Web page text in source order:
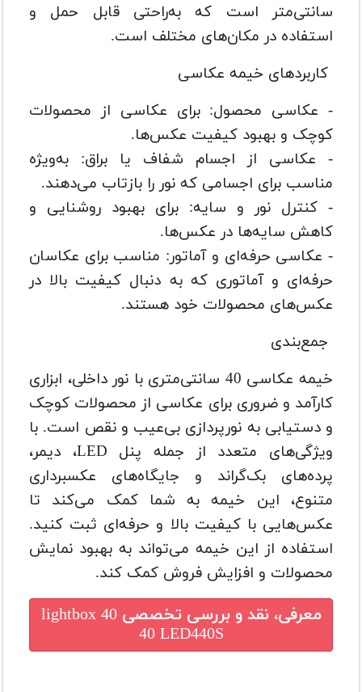
سانتی‌متر است که به‌راحتی قابل حمل و
استفاده در مکان‌های مختلف است.
کاربردهای خیمه عکاسی
- عکاسی محصول: برای عکاسی از محصولات
کوچک و بهبود کیفیت عکس‌ها.
- عکاسی از اجسام شفاف یا براق: به‌ویژه
مناسب برای اجسامی که نور را بازتاب می‌دهند.
- کنترل نور و سایه: برای بهبود روشنایی و
کاهش سایه‌ها در عکس‌ها.
- عکاسی حرفه‌ای و آماتور: مناسب برای عکاسان
حرفه‌ای و آماتوری که به دنبال کیفیت بالا در
عکس‌های محصولات خود هستند.
جمع‌بندی
خیمه عکاسی 40 سانتی‌متری با نور داخلی، ابزاری
کارآمد و ضروری برای عکاسی از محصولات کوچک
و دستیابی به نورپردازی بی‌عیب و نقص است. با
ویژگی‌های متعدد از جمله پنل LED، دیمر،
پرده‌های بک‌گراند و جایگاه‌های عکسبرداری
متنوع، این خیمه به شما کمک می‌کند تا
عکس‌هایی با کیفیت بالا و حرفه‌ای ثبت کنید.
استفاده از این خیمه می‌تواند به بهبود نمایش
محصولات و افزایش فروش کمک کند.
معرفی، نقد و بررسی تخصصیlightbox 40
40 LED440S